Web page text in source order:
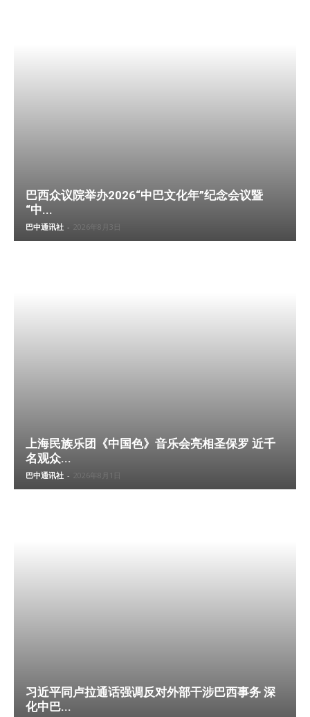
巴西众议院举办2026“中巴文化年”纪念会议暨
“中...
巴中通讯社 - 2026年8月3日
上海民族乐团《中国色》音乐会亮相圣保罗 近千
名观众...
巴中通讯社 - 2026年8月1日
习近平同卢拉通话强调反对外部干涉巴西事务 深
化中巴...